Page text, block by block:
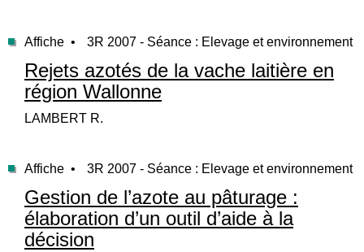
Affiche • 3R 2007 - Séance : Elevage et environnement
Rejets azotés de la vache laitière en
région Wallonne
LAMBERT R.
Affiche • 3R 2007 - Séance : Elevage et environnement
Gestion de l’azote au pâturage :
élaboration d’un outil d’aide à la
décision